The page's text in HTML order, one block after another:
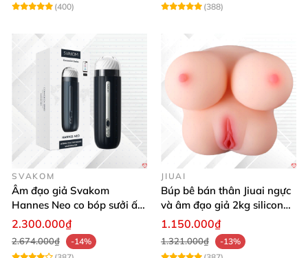
(400)
(388)
SVAKOM
Âm đạo giả Svakom
Hannes Neo co bóp sưởi ấm
điều khiển app tiện lợi kích
thích mạnh mẽ
2.300.000₫
2.674.000₫
-14%
JIUAI
Búp bê bán thân Jiuai ngực
và âm đạo giả 2kg silicon
nguyên khối cao cấp
1.150.000₫
1.321.000₫
-13%